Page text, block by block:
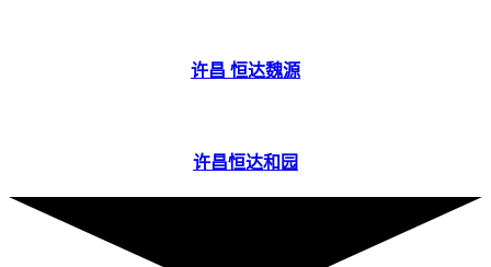
许昌 恒达魏源
许昌恒达和园